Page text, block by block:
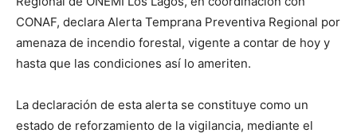
CONAF, declara Alerta Temprana Preventiva Regional por
amenaza de incendio forestal, vigente a contar de hoy y
hasta que las condiciones así lo ameriten.
La declaración de esta alerta se constituye como un
estado de reforzamiento de la vigilancia, mediante el